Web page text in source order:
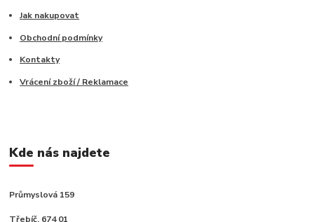
Jak nakupovat
Obchodní podmínky
Kontakty
Vrácení zboží / Reklamace
Kde nás najdete
Průmyslová 159
Třebíč, 674 01